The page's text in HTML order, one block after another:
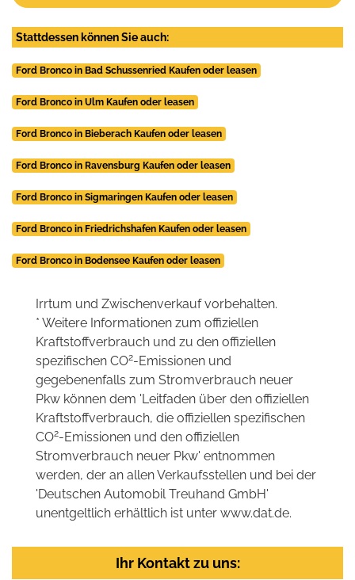
Stattdessen können Sie auch:
Ford Bronco in Bad Schussenried Kaufen oder leasen
Ford Bronco in Ulm Kaufen oder leasen
Ford Bronco in Bieberach Kaufen oder leasen
Ford Bronco in Ravensburg Kaufen oder leasen
Ford Bronco in Sigmaringen Kaufen oder leasen
Ford Bronco in Friedrichshafen Kaufen oder leasen
Ford Bronco in Bodensee Kaufen oder leasen
Irrtum und Zwischenverkauf vorbehalten.
* Weitere Informationen zum offiziellen
Kraftstoffverbrauch und zu den offiziellen
spezifischen CO2-Emissionen und
gegebenenfalls zum Stromverbrauch neuer
Pkw können dem 'Leitfaden über den offiziellen
Kraftstoffverbrauch, die offiziellen spezifischen
CO2-Emissionen und den offiziellen
Stromverbrauch neuer Pkw' entnommen
werden, der an allen Verkaufsstellen und bei der
'Deutschen Automobil Treuhand GmbH'
unentgeltlich erhältlich ist unter www.dat.de.
Ihr Kontakt zu uns: